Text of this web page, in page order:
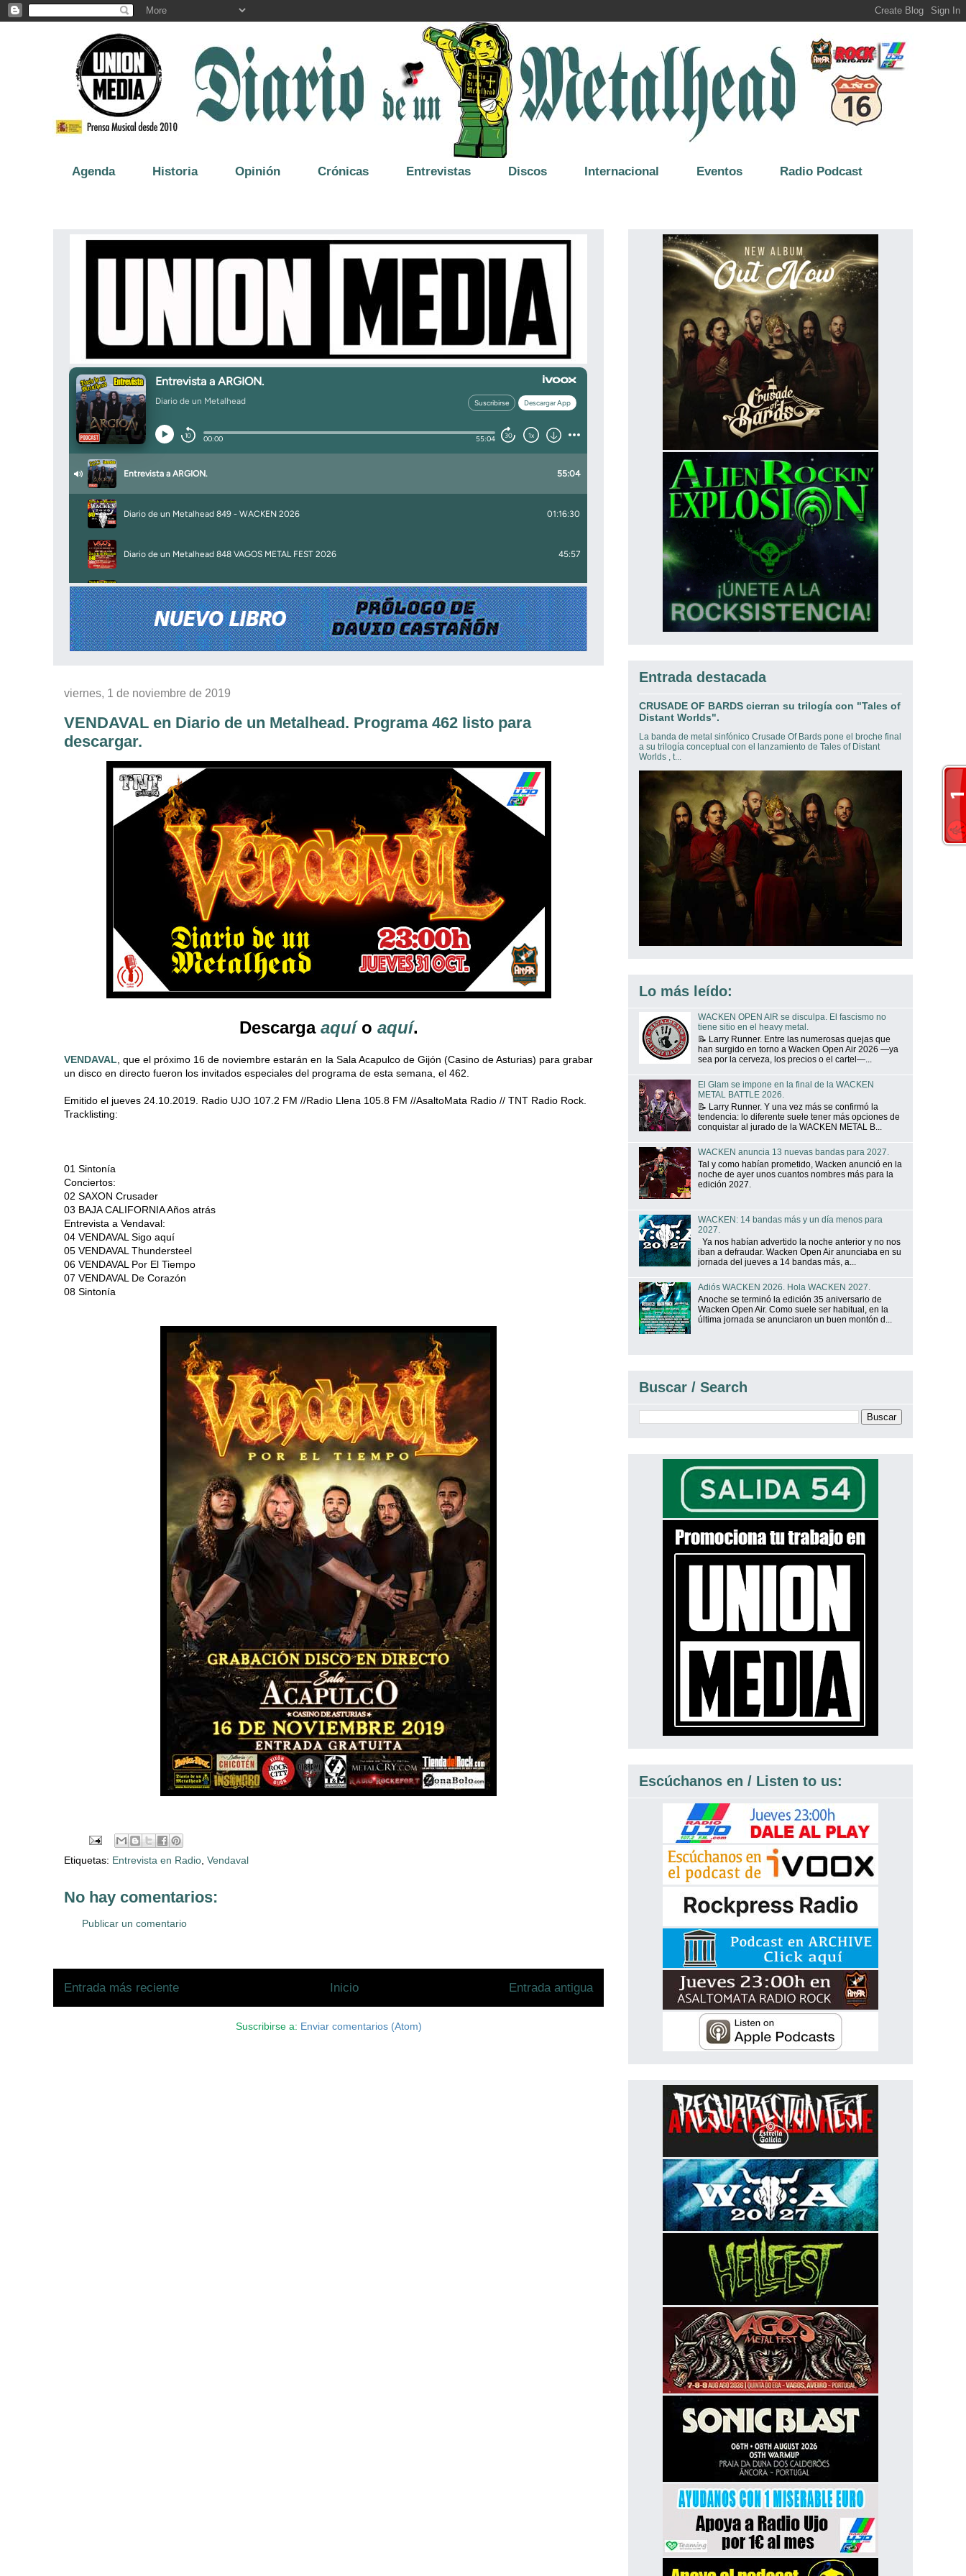
Agenda Historia Opinión Crónicas Entrevistas Discos Internacional Eventos Radio Podcast
viernes, 1 de noviembre de 2019
VENDAVAL en Diario de un Metalhead. Programa 462 listo para
descargar.
Descarga aquío aquí.
VENDAVAL, que el próximo 16 de noviembre estarán en la Sala Acapulco de Gijón (Casino de Asturias) para grabar
un disco en directo fueron los invitados especiales del programa de esta semana, el 462.
Emitido el jueves 24.10.2019. Radio UJO 107.2 FM //Radio Llena 105.8 FM //AsaltoMata Radio // TNT Radio Rock.
Tracklisting:
01 Sintonía
Conciertos:
02 SAXON Crusader
03 BAJA CALIFORNIA Años atrás
Entrevista a Vendaval:
04 VENDAVAL Sigo aquí
05 VENDAVAL Thundersteel
06 VENDAVAL Por El Tiempo
07 VENDAVAL De Corazón
08 Sintonía
Etiquetas: Entrevista en Radio, Vendaval
No hay comentarios:
Publicar un comentario
Entrada más reciente Entrada antigua
Inicio
Suscribirse a: Enviar comentarios (Atom)
Entrada destacada
CRUSADE OF BARDS cierran su trilogía con "Tales of
Distant Worlds".
La banda de metal sinfónico Crusade Of Bards pone el broche final
a su trilogía conceptual con el lanzamiento de Tales of Distant
Worlds , t...
Lo más leído:
WACKEN OPEN AIR se disculpa. El fascismo no
tiene sitio en el heavy metal.
📝 Larry Runner. Entre las numerosas quejas que
han surgido en torno a Wacken Open Air 2026 —ya
sea por la cerveza, los precios o el cartel—...
El Glam se impone en la final de la WACKEN
METAL BATTLE 2026.
📝 Larry Runner. Y una vez más se confirmó la
tendencia: lo diferente suele tener más opciones de
conquistar al jurado de la WACKEN METAL B...
WACKEN anuncia 13 nuevas bandas para 2027.
Tal y como habían prometido, Wacken anunció en la
noche de ayer unos cuantos nombres más para la
edición 2027.
WACKEN: 14 bandas más y un día menos para
2027.
Ya nos habían advertido la noche anterior y no nos
iban a defraudar. Wacken Open Air anunciaba en su
jornada del jueves a 14 bandas más, a...
Adiós WACKEN 2026. Hola WACKEN 2027.
Anoche se terminó la edición 35 aniversario de
Wacken Open Air. Como suele ser habitual, en la
última jornada se anunciaron un buen montón d...
Buscar / Search
Escúchanos en / Listen to us: